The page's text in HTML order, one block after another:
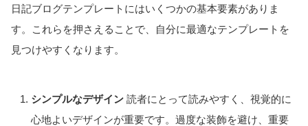
日記ブログテンプレートにはいくつかの基本要素がありま
す。これらを押さえることで、自分に最適なテンプレートを
見つけやすくなります。
シンプルなデザイン 読者にとって読みやすく、視覚的に
心地よいデザインが重要です。過度な装飾を避け、重要